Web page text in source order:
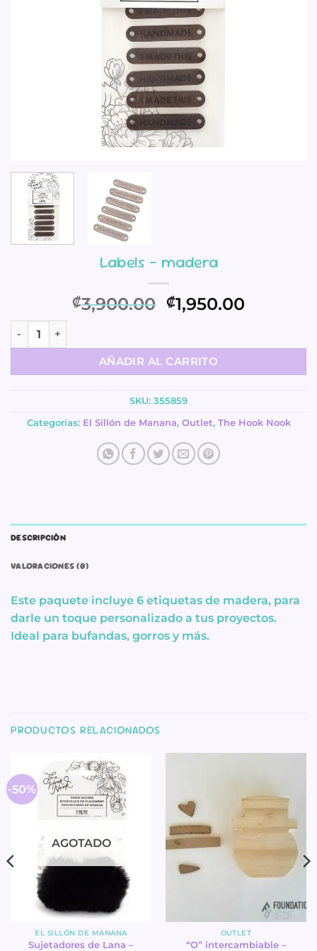
Labels – madera
₡3,900.00 El
precio
era:
.
₡3,900.00
₡1,950.00El
es:
Labels - madera cantidad
AÑADIR AL CARRITO
SKU: 355859
Categorías: El Sillón de Manana, Outlet, The Hook Nook
DESCRIPCIÓN
VALORACIONES (0)
Este paquete incluye 6 etiquetas de madera, para
darle un toque personalizado a tus proyectos.
Ideal para bufandas, gorros y más.
PRODUCTOS RELACIONADOS
-50%
AGOTADO
EL SILLÓN DE MANANA
Sujetadores de Lana –
OUTLET
“O” intercambiable –